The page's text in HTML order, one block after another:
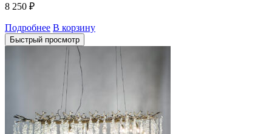
8 250 ₽
Подробнее В корзину
Быстрый просмотр